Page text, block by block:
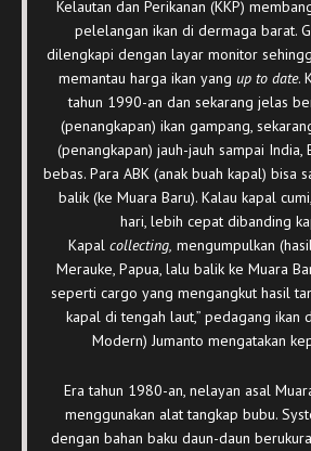
Kelautan dan Perikanan (KKP)
pelelangan ikan di dermaga barat.
dilengkapi dengan layar monitor
memantau harga ikan yang up to date.
tahun 1990-an dan sekarang jelas
(penangkapan) ikan gampang,
(penangkapan) jauh-jauh sampai India,
bebas. Para ABK (anak buah kapal) bisa
balik (ke Muara Baru). Kalau kapal
hari, lebih cepat dibanding
Kapal collecting, mengumpulkan
Merauke, Papua, lalu balik ke Muara
seperti cargo yang mengangkut hasil
kapal di tengah laut,” pedagang ikan
Modern) Jumanto mengatakan
Era tahun 1980-an, nelayan asal
menggunakan alat tangkap bubu.
dengan bahan baku daun-daun